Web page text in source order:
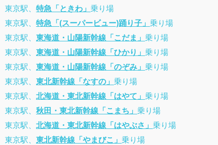
東京駅、 特急「ときわ」 乗り場
東京駅、 特急「(スーパービュー)踊り子」 乗り場
東京駅、 東海道・山陽新幹線「こだま」 乗り場
東京駅、 東海道・山陽新幹線「ひかり」 乗り場
東京駅、 東海道・山陽新幹線「のぞみ」 乗り場
東京駅、 東北新幹線「なすの」 乗り場
東京駅、 北海道・東北新幹線「はやて」 乗り場
東京駅、 秋田・東北新幹線「こまち」 乗り場
東京駅、 北海道・東北新幹線「はやぶさ」 乗り場
東京駅、 東北新幹線「やまびこ」 乗り場